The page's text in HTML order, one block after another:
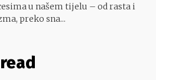
u našem tijelu – od rasta i
preko sna...